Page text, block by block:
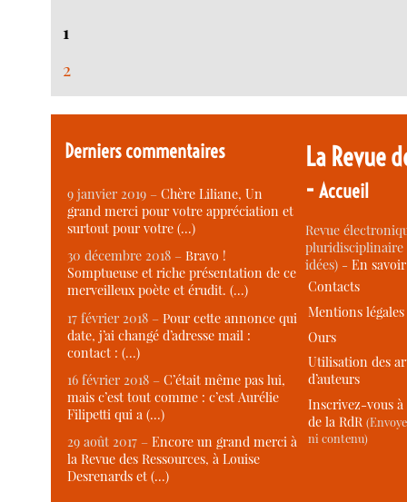
1
2
Derniers commentaires
9 janvier 2019 –Chère Liliane, Un
grand merci pour votre appréciation et
surtout pour votre (…)
30 décembre 2018 –Bravo !
Somptueuse et riche présentation de ce
merveilleux poète et érudit. (…)
17 février 2018 –Pour cette annonce qui
date, j’ai changé d’adresse mail :
contact : (…)
16 février 2018 –C’était même pas lui,
mais c’est tout comme : c’est Aurélie
Filipetti qui a (…)
29 août 2017 –Encore un grand merci à
la Revue des Ressources, à Louise
Desrenards et (…)
La Revue
-Accueil
Revue
idées) -En
Contacts
Mentions légales
Ours
Utilisation des
d’auteurs
Inscrivez-vous
de la RdR
ni contenu)